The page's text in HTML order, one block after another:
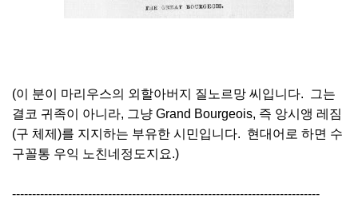
(이 분이 마리우스의 외할아버지 질노르망 씨입니다. 그는
결코 귀족이 아니라, 그냥 Grand Bourgeois, 즉 앙시앵 레짐
(구 체제)를 지지하는 부유한 시민입니다. 현대어로 하면 수
구꼴통 우익 노친네정도지요.)
-----------------------------------------------------------------------------